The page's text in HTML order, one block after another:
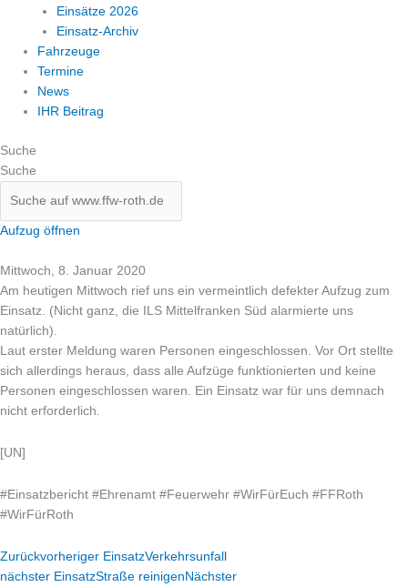
Einsätze 2026
Einsatz-Archiv
Fahrzeuge
Termine
News
IHR Beitrag
Suche
Suche
Aufzug öffnen
Mittwoch, 8. Januar 2020
Am heutigen Mittwoch rief uns ein vermeintlich defekter Aufzug zum
Einsatz. (Nicht ganz, die ILS Mittelfranken Süd alarmierte uns
natürlich).
Laut erster Meldung waren Personen eingeschlossen. Vor Ort stellte
sich allerdings heraus, dass alle Aufzüge funktionierten und keine
Personen eingeschlossen waren. Ein Einsatz war für uns demnach
nicht erforderlich.
[UN]
#Einsatzbericht #Ehrenamt #Feuerwehr #WirFürEuch #FFRoth
#WirFürRoth
Zurückvorheriger EinsatzVerkehrsunfall
nächster EinsatzStraße reinigen Nächster